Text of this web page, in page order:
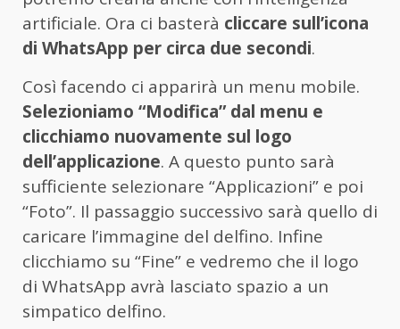
artificiale. Ora ci basterà cliccare sull’icona
di WhatsApp per circa due secondi.
Così facendo ci apparirà un menu mobile.
Selezioniamo “Modifica” dal menu e
clicchiamo nuovamente sul logo
dell’applicazione. A questo punto sarà
sufficiente selezionare “Applicazioni” e poi
“Foto”. Il passaggio successivo sarà quello di
caricare l’immagine del delfino. Infine
clicchiamo su “Fine” e vedremo che il logo
di WhatsApp avrà lasciato spazio a un
simpatico delfino.